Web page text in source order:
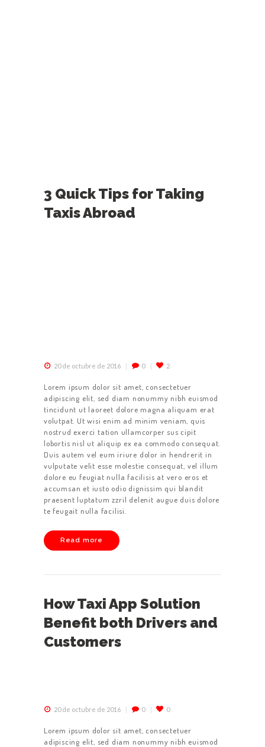
3 Quick Tips for Taking
Taxis Abroad
20 de octubre de 2016 0 2
Lorem ipsum dolor sit amet, consectetuer
adipiscing elit, sed diam nonummy nibh euismod
tincidunt ut laoreet dolore magna aliquam erat
volutpat. Ut wisi enim ad minim veniam, quis
nostrud exerci tation ullamcorper sus cipit
lobortis nisl ut aliquip ex ea commodo consequat.
Duis autem vel eum iriure dolor in hendrerit in
vulputate velit esse molestie consequat, vel illum
dolore eu feugiat nulla facilisis at vero eros et
accumsan et iusto odio dignissim qui blandit
praesent luptatum zzril delenit augue duis dolore
te feugait nulla facilisi.
Read more
How Taxi App Solution
Benefit both Drivers and
Customers
20 de octubre de 2016 0 0
Lorem ipsum dolor sit amet, consectetuer
adipiscing elit, sed diam nonummy nibh euismod